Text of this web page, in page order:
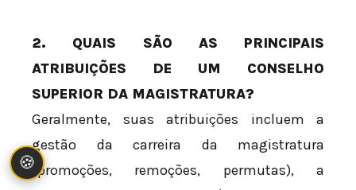
2. QUAIS SÃO AS PRINCIPAIS
ATRIBUIÇÕES DE UM CONSELHO
SUPERIOR DA MAGISTRATURA?
Geralmente, suas atribuições incluem a
gestão da carreira da magistratura
(promoções, remoções, permutas), a
🍪